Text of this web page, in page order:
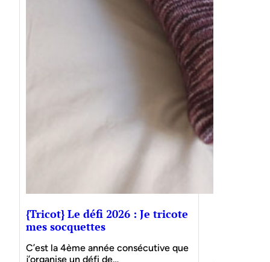
{Tricot} Le défi 2026 : Je tricote
mes socquettes
C’est la 4ème année consécutive que
j’organise un défi de…